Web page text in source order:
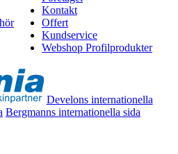
Kontakt
Offert
Kundservice
Webshop Profilprodukter
Develons internationella
Bergmanns internationella sida